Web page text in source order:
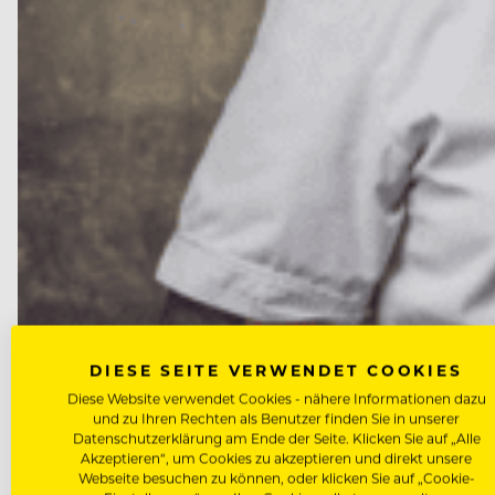
Marcus Langer wird neuer
DIESE SEITE VERWENDET COOKIES
Diese Website verwendet Cookies - nähere Informationen dazu
und zu Ihren Rechten als Benutzer finden Sie in unserer
Datenschutzerklärung am Ende der Seite. Klicken Sie auf „Alle
Akzeptieren“, um Cookies zu akzeptieren und direkt unsere
Webseite besuchen zu können, oder klicken Sie auf „Cookie-